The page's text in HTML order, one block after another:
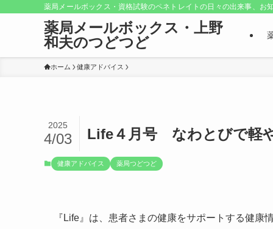
薬局メールボックス・資格試験のペネトレイトの日々の出来事、
薬局メールボックス・上野
和夫のつどつど
ホーム 健康アドバイス
Life４月号 なわとびで軽
2025
4/03
健康アドバイス 薬局つどつど
『Life』は、患者さまの健康をサポートする健